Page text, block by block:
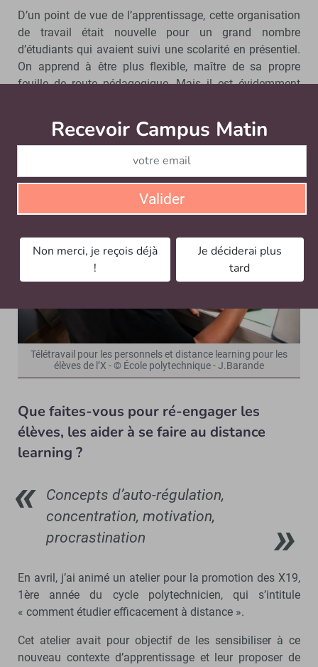
D’un point de vue de l’apprentissage, cette organisation
de travail était nouvelle pour un grand nombre
d’étudiants qui avaient suivi une scolarité en présentiel.
On apprend à être plus flexible, maître de sa propre
feuille de route pédagogique. Mais il est évidemment
doivent partager un petit espace avec plusieurs
personnes.
Télétravail pour les personnels et distance learning pour les
élèves de l’X - © École polytechnique - J.Barande
Que faites-vous pour ré-engager les
élèves, les aider à se faire au distance
learning ?
Concepts d’auto-régulation,
concentration, motivation,
procrastination
En avril, j’ai animé un atelier pour la promotion des X19,
1ère année du cycle polytechnicien, qui s’intitule
« comment étudier efficacement à distance ».
Cet atelier avait pour objectif de les sensibiliser à ce
nouveau contexte d’apprentissage et leur proposer de
Recevoir Campus Matin
Valider
Non merci, je reçois déjà
!
Je déciderai plus
tard